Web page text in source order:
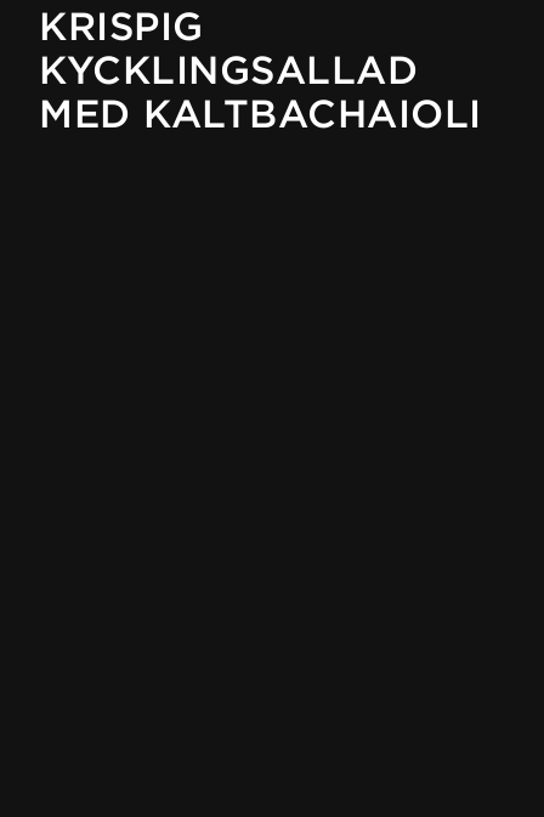
KRISPIG
KYCKLINGSALLAD
MED KALTBACHAIOLI